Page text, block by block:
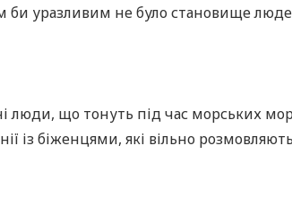
би уразливим не було становище
люди, що тонуть під час морських
із біженцями, які вільно